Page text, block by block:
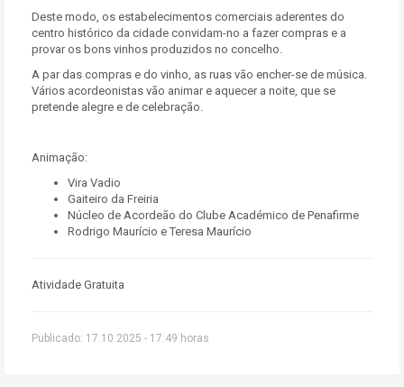
Deste modo, os estabelecimentos comerciais aderentes do
centro histórico da cidade convidam-no a fazer compras e a
provar os bons vinhos produzidos no concelho.
A par das compras e do vinho, as ruas vão encher-se de música.
Vários acordeonistas vão animar e aquecer a noite, que se
pretende alegre e de celebração.
Animação:
Vira Vadio
Gaiteiro da Freiria
Núcleo de Acordeão do Clube Académico de Penafirme
Rodrigo Maurício e Teresa Maurício
Atividade Gratuita
Publicado: 17.10.2025 - 17:49 horas